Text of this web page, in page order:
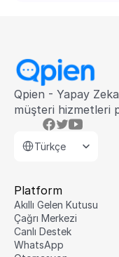
Qpien - Yapay
müşteri hizmetleri
Türkçe
Platform
Akıllı Gelen Kutusu
Çağrı Merkezi
Canlı Destek
WhatsApp